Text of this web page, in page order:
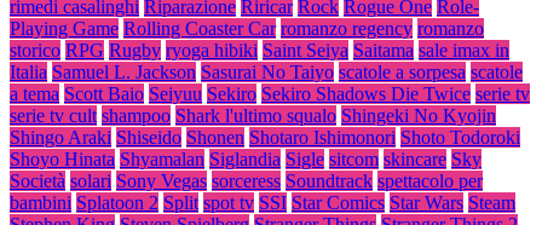
rimedi casalinghi Riparazione Riricar Rock Rogue One Role-
Playing Game Rolling Coaster Car romanzo regency romanzo
storico RPG Rugby ryoga hibiki Saint Seiya Saitama sale imax in
Italia Samuel L. Jackson Sasurai No Taiyo scatole a sorpesa scatole
a tema Scott Baio Seiyuu Sekiro Sekiro Shadows Die Twice serie tv
serie tv cult shampoo Shark l'ultimo squalo Shingeki No Kyojin
Shingo Araki Shiseido Shonen Shotaro Ishimonori Shoto Todoroki
Shoyo Hinata Shyamalan Siglandia Sigle sitcom skincare Sky
Società solari Sony Vegas sorceress Soundtrack spettacolo per
bambini Splatoon 2 Split spot tv SSI Star Comics Star Wars Steam